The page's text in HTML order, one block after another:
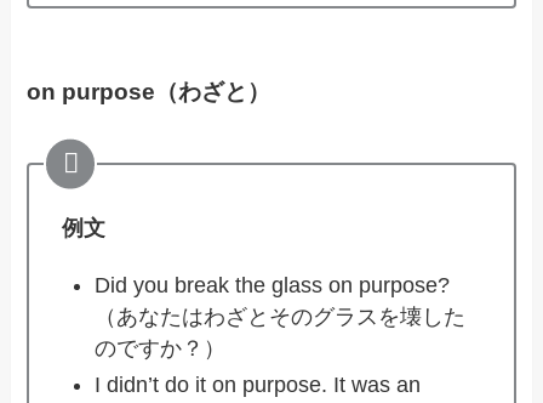
on purpose（わざと）
例文
Did you break the glass on purpose?
（あなたはわざとそのグラスを壊した
のですか？）
I didn’t do it on purpose. It was an